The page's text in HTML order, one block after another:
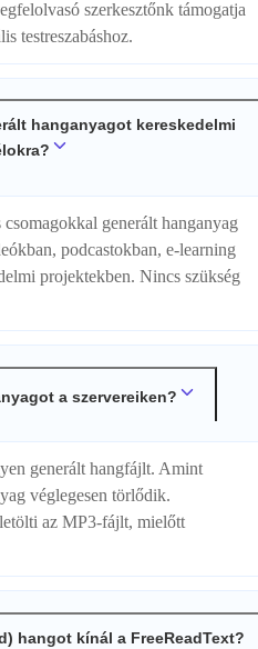
szerkesztőnk támogatja
testreszabáshoz.
hanganyagot kereskedelmi
generált hanganyag
podcastokban, e-learning
projektekben. Nincs szükség
a szervereiken?
generált hangfájlt. Amint
véglegesen törlődik.
az MP3-fájlt, mielőtt
hangot kínál a FreeReadText?